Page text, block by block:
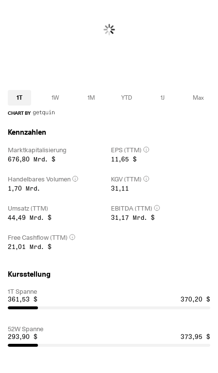
1T 1W 1M YTD 1J Max
CHART BY
Kennzahlen
Marktkapitalisierung
676,80 Mrd. $
EPS (TTM)
11,65 $
Handelbares Volumen
1,70 Mrd.
KGV (TTM)
31,11
Umsatz (TTM)
44,49 Mrd. $
EBITDA (TTM)
31,17 Mrd. $
Free Cashflow (TTM)
21,01 Mrd. $
Kursstellung
1T Spanne
361,53 $
370,20 $
52W Spanne
293,90 $
373,95 $